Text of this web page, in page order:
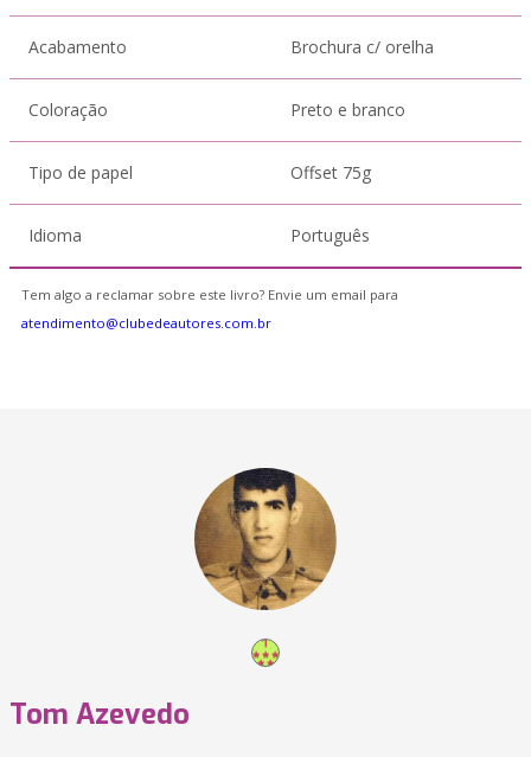
Acabamento Brochura c/ orelha
Coloração Preto e branco
Tipo de papel Offset 75g
Idioma Português
Tem algo a reclamar sobre este livro? Envie um email para
atendimento@clubedeautores.com.br
Tom Azevedo